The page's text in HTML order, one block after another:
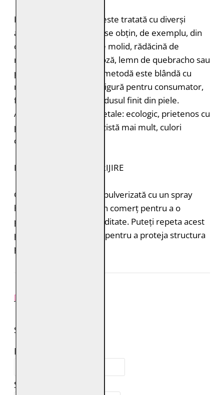
Pielea tăbăcită vegetal este tratată cu diverși
agenți de tăbăcire care se obțin, de exemplu, din
coajă de stejar, coajă de molid, rădăcină de
rubarbă, coajă de mimoză, lemn de quebracho sau
păstăi de tara. Această metodă este blândă cu
mediul înconjurător și sigură pentru consumator,
fără a lăsa toxine în produsul finit din piele.
Avantajele tăbăcirii vegetale: ecologic, prietenos cu
pielea, miros plăcut, rezistă mai mult, culori
deosebite.
INSTRUCȚIUNI DE ÎNGRIJIRE
Geaca de piele trebuie pulverizată cu un spray
hidroizolant disponibil în comerț pentru a o
proteja de ploaie și umiditate. Puteți repeta acest
proces de 1-2 ori pe an pentru a proteja structura
pielii.
SPUNE-ŢI PAREREA
Numele tău:
Scrie review: